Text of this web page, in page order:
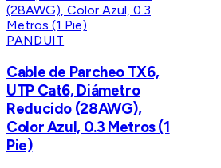
PANDUIT
Cable de Parcheo TX6,
UTP Cat6, Diámetro
Reducido (28AWG),
Color Azul, 0.3 Metros (1
Pie)